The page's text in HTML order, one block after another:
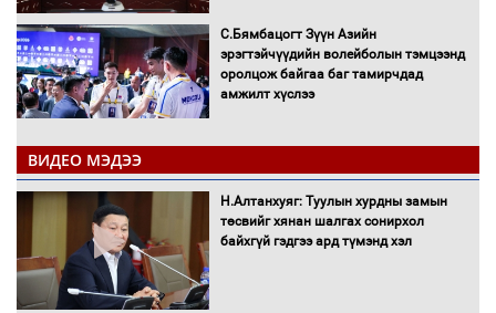
С.Бямбацогт Зүүн Азийн
эрэгтэйчүүдийн волейболын тэмцээнд
оролцож байгаа баг тамирчдад
амжилт хүслээ
Автобензин, дизель түлшний онцгой
албан татварыг тэглэлээ
ВИДЕО МЭДЭЭ
Н.Алтанхуяг: Туулын хурдны замын
төсвийг хянан шалгах сонирхол
байхгүй гэдгээ ард түмэнд хэл